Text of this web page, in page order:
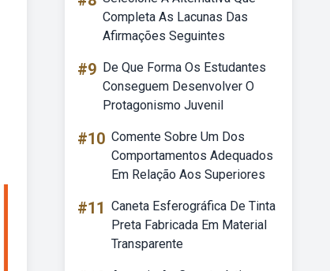
Completa As Lacunas Das
Afirmações Seguintes
#9 De Que Forma Os Estudantes
Conseguem Desenvolver O
Protagonismo Juvenil
#10 Comente Sobre Um Dos
Comportamentos Adequados
Em Relação Aos Superiores
#11 Caneta Esferográfica De Tinta
Preta Fabricada Em Material
Transparente